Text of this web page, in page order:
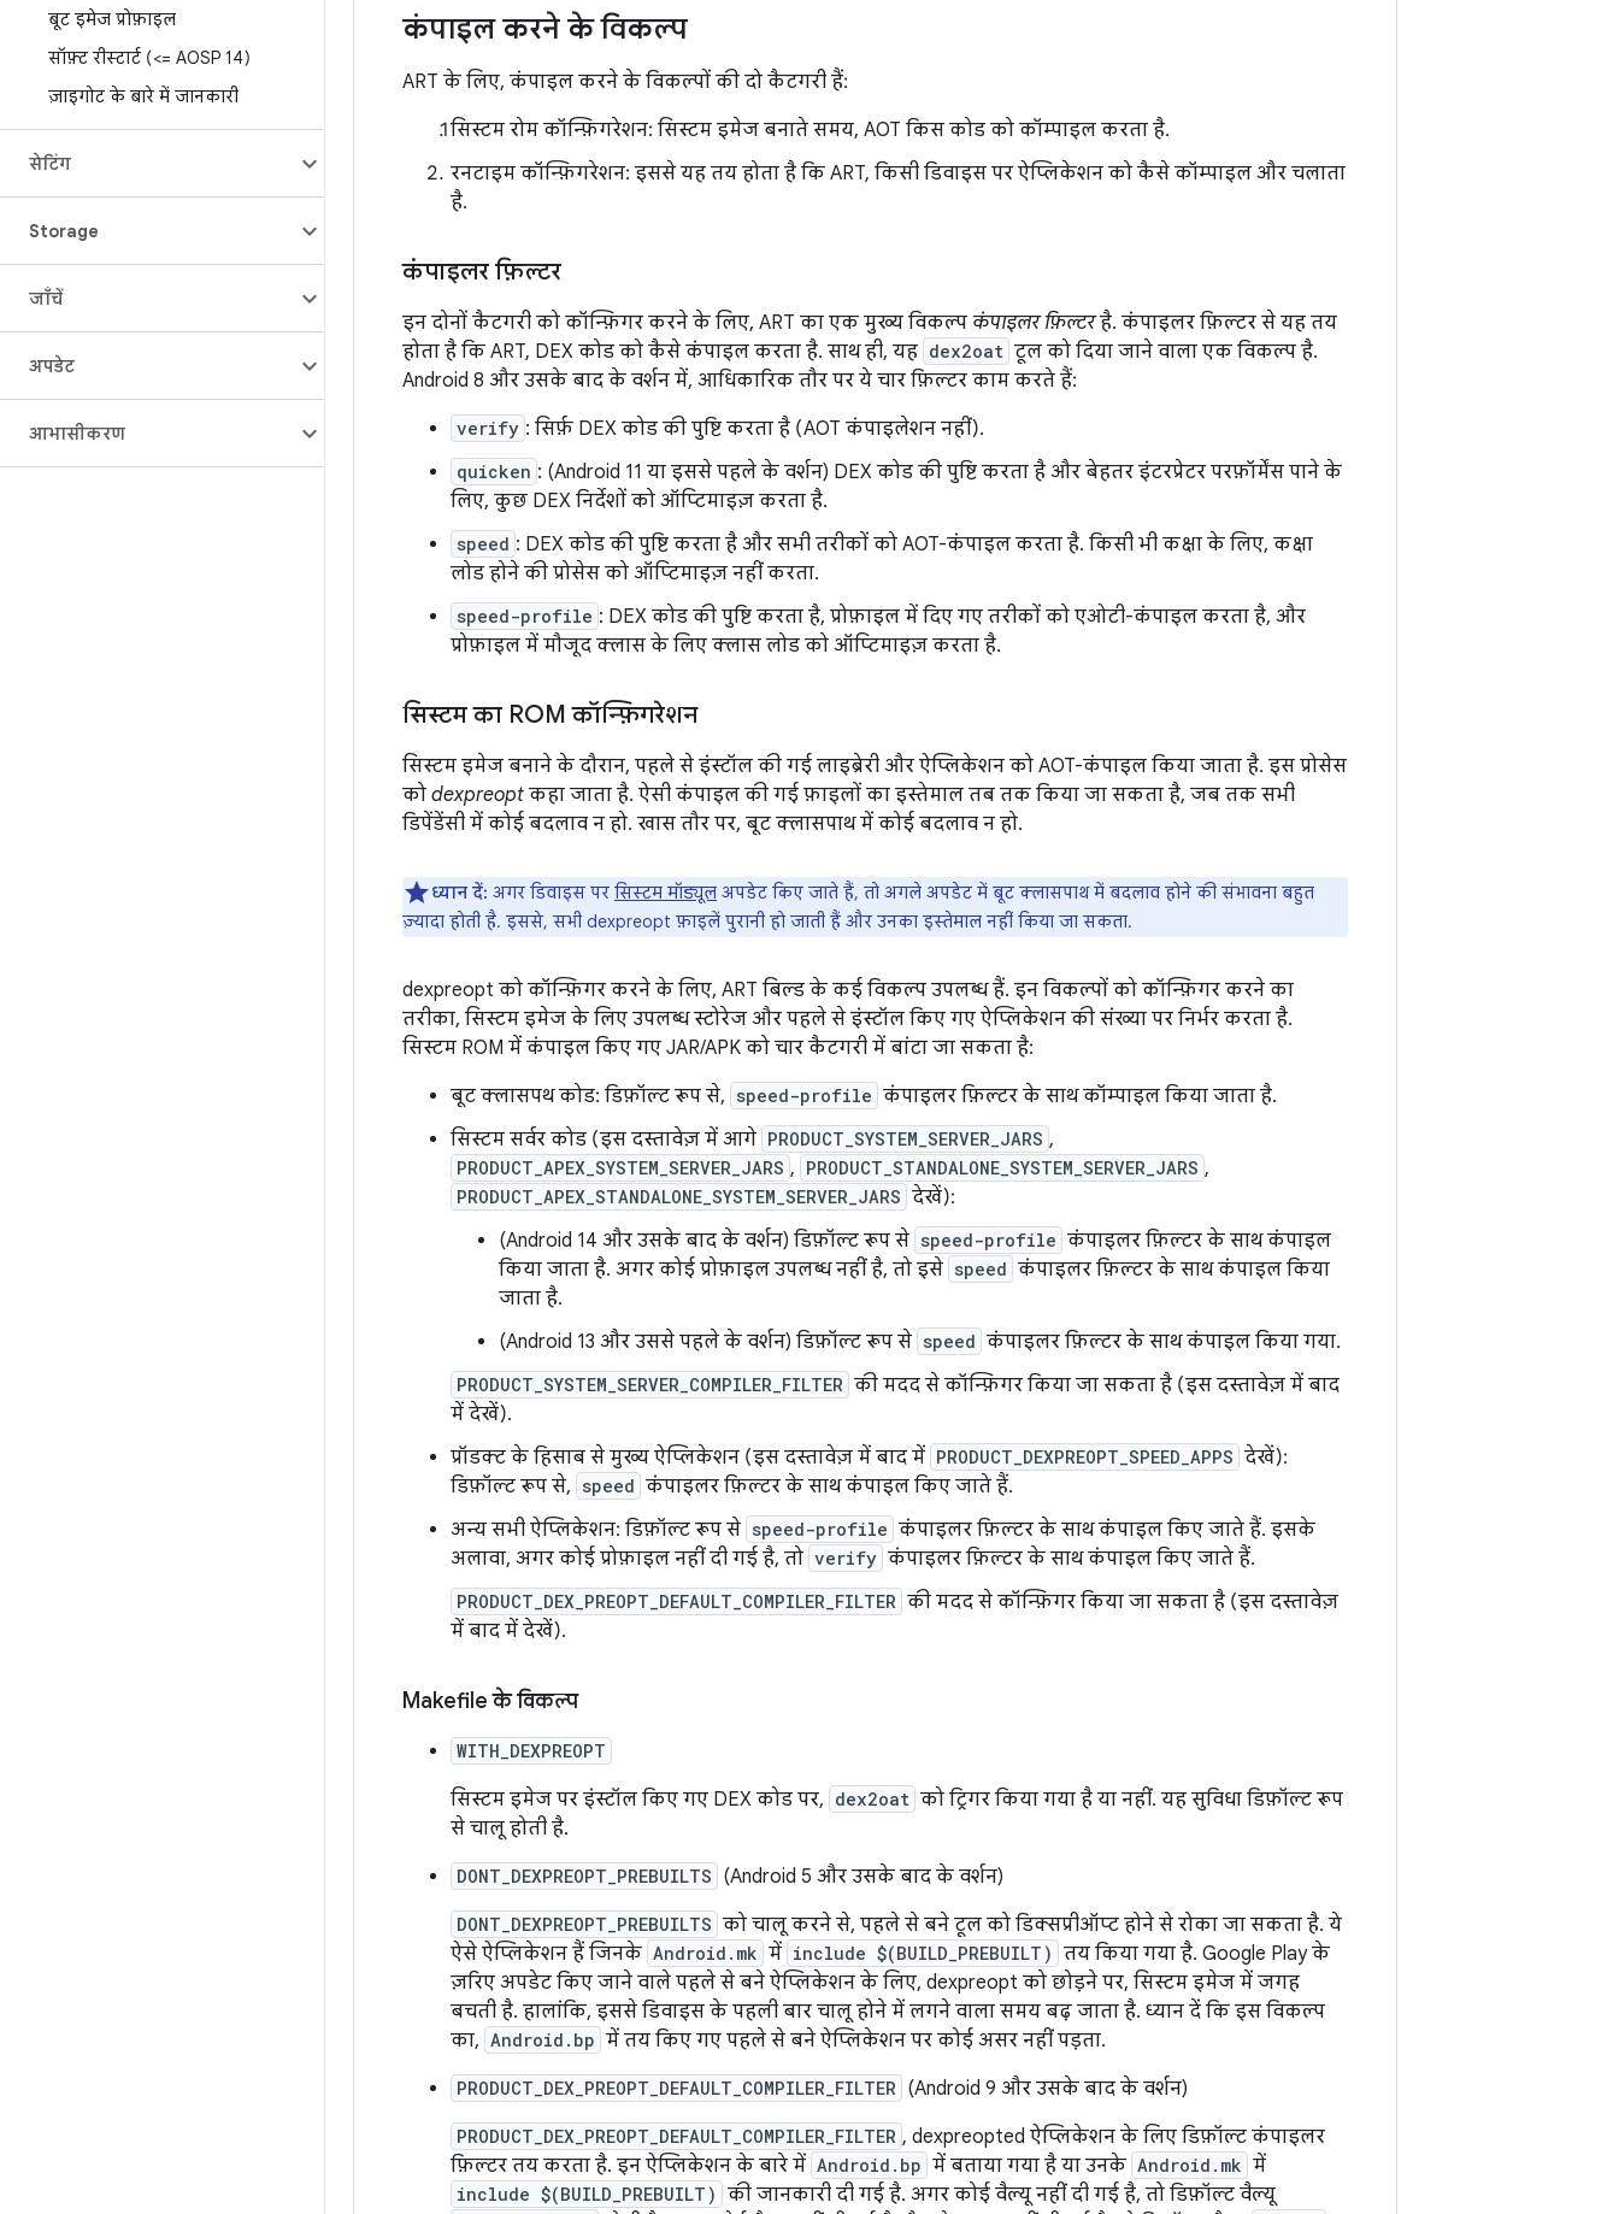
बूट इमेज प्रोफ़ाइल
सॉफ़्ट रीस्टार्ट (<= AOSP 14)
ज़ाइगोट के बारे में जानकारी
सेटिंग
Storage
जाँचें
अपडेट
आभासीकरण
कंपाइल करने के विकल्प
ART के लिए, कंपाइल करने के विकल्पों की दो कैटगरी हैं:
सिस्टम रोम कॉन्फ़िगरेशन: सिस्टम इमेज बनाते समय, AOT किस कोड को कॉम्पाइल करता है.
रनटाइम कॉन्फ़िगरेशन: इससे यह तय होता है कि ART, किसी डिवाइस पर ऐप्लिकेशन को कैसे कॉम्पाइल और चलाता
है.
कंपाइलर फ़िल्टर
इन दोनों कैटगरी को कॉन्फ़िगर करने के लिए, ART का एक मुख्य विकल्प कंपाइलर फ़िल्टरहै. कंपाइलर फ़िल्टर से यह तय
होता है कि ART, DEX कोड को कैसे कंपाइल करता है. साथ ही, यह dex2oat टूल को दिया जाने वाला एक विकल्प है.
Android 8 और उसके बाद के वर्शन में, आधिकारिक तौर पर ये चार फ़िल्टर काम करते हैं:
verify : सिर्फ़ DEX कोड की पुष्टि करता है (AOT कंपाइलेशन नहीं).
quicken : (Android 11 या इससे पहले के वर्शन) DEX कोड की पुष्टि करता है और बेहतर इंटरप्रेटर परफ़ॉर्मेंस पाने के
लिए, कुछ DEX निर्देशों को ऑप्टिमाइज़ करता है.
speed : DEX कोड की पुष्टि करता है और सभी तरीकों को AOT-कंपाइल करता है. किसी भी कक्षा के लिए, कक्षा
लोड होने की प्रोसेस को ऑप्टिमाइज़ नहीं करता.
speed-profile : DEX कोड की पुष्टि करता है, प्रोफ़ाइल में दिए गए तरीकों को एओटी-कंपाइल करता है, और
प्रोफ़ाइल में मौजूद क्लास के लिए क्लास लोड को ऑप्टिमाइज़ करता है.
सिस्टम का ROM कॉन्फ़िगरेशन
सिस्टम इमेज बनाने के दौरान, पहले से इंस्टॉल की गई लाइब्रेरी और ऐप्लिकेशन को AOT-कंपाइल किया जाता है. इस प्रोसेस
को dexpreopt कहा जाता है. ऐसी कंपाइल की गई फ़ाइलों का इस्तेमाल तब तक किया जा सकता है, जब तक सभी
डिपेंडेंसी में कोई बदलाव न हो. खास तौर पर, बूट क्लासपाथ में कोई बदलाव न हो.
ध्यान दें: अगर डिवाइस पर सिस्टम मॉड्यूल अपडेट किए जाते हैं, तो अगले अपडेट में बूट क्लासपाथ में बदलाव होने की संभावना बहुत
ज़्यादा होती है. इससे, सभी dexpreopt फ़ाइलें पुरानी हो जाती हैं और उनका इस्तेमाल नहीं किया जा सकता.
dexpreopt को कॉन्फ़िगर करने के लिए, ART बिल्ड के कई विकल्प उपलब्ध हैं. इन विकल्पों को कॉन्फ़िगर करने का
तरीका, सिस्टम इमेज के लिए उपलब्ध स्टोरेज और पहले से इंस्टॉल किए गए ऐप्लिकेशन की संख्या पर निर्भर करता है.
सिस्टम ROM में कंपाइल किए गए JAR/APK को चार कैटगरी में बांटा जा सकता है:
बूट क्लासपथ कोड: डिफ़ॉल्ट रूप से, speed-profile कंपाइलर फ़िल्टर के साथ कॉम्पाइल किया जाता है.
सिस्टम सर्वर कोड (इस दस्तावेज़ में आगे PRODUCT_SYSTEM_SERVER_JARS ,
PRODUCT_APEX_SYSTEM_SERVER_JARS , PRODUCT_STANDALONE_SYSTEM_SERVER_JARS ,
PRODUCT_APEX_STANDALONE_SYSTEM_SERVER_JARS देखें):
(Android 14 और उसके बाद के वर्शन) डिफ़ॉल्ट रूप से speed-profile कंपाइलर फ़िल्टर के साथ कंपाइल
किया जाता है. अगर कोई प्रोफ़ाइल उपलब्ध नहीं है, तो इसे speed कंपाइलर फ़िल्टर के साथ कंपाइल किया
जाता है.
(Android 13 और उससे पहले के वर्शन) डिफ़ॉल्ट रूप से speed कंपाइलर फ़िल्टर के साथ कंपाइल किया गया.
PRODUCT_SYSTEM_SERVER_COMPILER_FILTER की मदद से कॉन्फ़िगर किया जा सकता है (इस दस्तावेज़ में बाद
में देखें).
प्रॉडक्ट के हिसाब से मुख्य ऐप्लिकेशन (इस दस्तावेज़ में बाद में PRODUCT_DEXPREOPT_SPEED_APPS देखें):
डिफ़ॉल्ट रूप से, speed कंपाइलर फ़िल्टर के साथ कंपाइल किए जाते हैं.
अन्य सभी ऐप्लिकेशन: डिफ़ॉल्ट रूप से speed-profile कंपाइलर फ़िल्टर के साथ कंपाइल किए जाते हैं. इसके
अलावा, अगर कोई प्रोफ़ाइल नहीं दी गई है, तो verify कंपाइलर फ़िल्टर के साथ कंपाइल किए जाते हैं.
PRODUCT_DEX_PREOPT_DEFAULT_COMPILER_FILTER की मदद से कॉन्फ़िगर किया जा सकता है (इस दस्तावेज़
में बाद में देखें).
Makefile के विकल्प
WITH_DEXPREOPT
सिस्टम इमेज पर इंस्टॉल किए गए DEX कोड पर, dex2oat को ट्रिगर किया गया है या नहीं. यह सुविधा डिफ़ॉल्ट रूप
से चालू होती है.
DONT_DEXPREOPT_PREBUILTS (Android 5 और उसके बाद के वर्शन)
DONT_DEXPREOPT_PREBUILTS को चालू करने से, पहले से बने टूल को डिक्सप्रीऑप्ट होने से रोका जा सकता है. ये
ऐसे ऐप्लिकेशन हैं जिनके Android.mk में include $(BUILD_PREBUILT) तय किया गया है. Google Play के
ज़रिए अपडेट किए जाने वाले पहले से बने ऐप्लिकेशन के लिए, dexpreopt को छोड़ने पर, सिस्टम इमेज में जगह
बचती है. हालांकि, इससे डिवाइस के पहली बार चालू होने में लगने वाला समय बढ़ जाता है. ध्यान दें कि इस विकल्प
का, Android.bp में तय किए गए पहले से बने ऐप्लिकेशन पर कोई असर नहीं पड़ता.
PRODUCT_DEX_PREOPT_DEFAULT_COMPILER_FILTER (Android 9 और उसके बाद के वर्शन)
PRODUCT_DEX_PREOPT_DEFAULT_COMPILER_FILTER , dexpreopted ऐप्लिकेशन के लिए डिफ़ॉल्ट कंपाइलर
फ़िल्टर तय करता है. इन ऐप्लिकेशन के बारे में Android.bp में बताया गया है या उनके Android.mk में
include $(BUILD_PREBUILT) की जानकारी दी गई है. अगर कोई वैल्यू नहीं दी गई है, तो डिफ़ॉल्ट वैल्यू